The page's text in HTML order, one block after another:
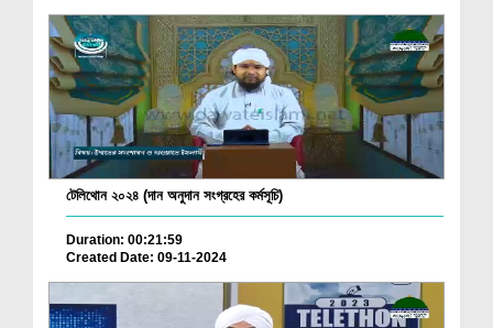
টেলিথোন ২০২৪ (দান অনুদান সংগ্রহের কর্মসূচি)
Duration: 00:21:59
Created Date: 09-11-2024